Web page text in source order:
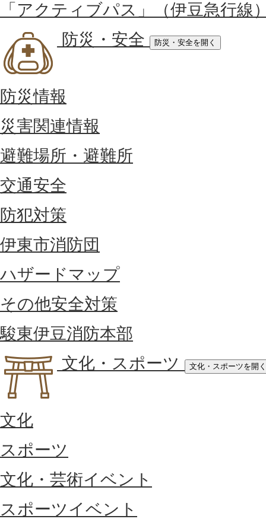
「アクティブパス」（伊豆急行線
防災・安全
防災・安全を開く
防災情報
災害関連情報
避難場所・避難所
交通安全
防犯対策
伊東市消防団
ハザードマップ
その他安全対策
駿東伊豆消防本部
文化・スポーツ
文化・スポーツを開く
文化
スポーツ
文化・芸術イベント
スポーツイベント